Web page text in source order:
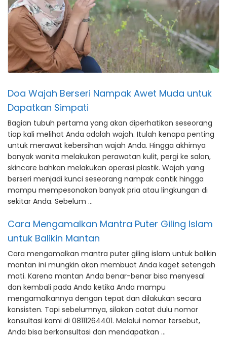
Doa Wajah Berseri Nampak Awet Muda untuk
Dapatkan Simpati
Bagian tubuh pertama yang akan diperhatikan seseorang
tiap kali melihat Anda adalah wajah. Itulah kenapa penting
untuk merawat kebersihan wajah Anda. Hingga akhirnya
banyak wanita melakukan perawatan kulit, pergi ke salon,
skincare bahkan melakukan operasi plastik. Wajah yang
berseri menjadi kunci seseorang nampak cantik hingga
mampu mempesonakan banyak pria atau lingkungan di
sekitar Anda. Sebelum …
Cara Mengamalkan Mantra Puter Giling Islam
untuk Balikin Mantan
Cara mengamalkan mantra puter giling islam untuk balikin
mantan ini mungkin akan membuat Anda kaget setengah
mati. Karena mantan Anda benar-benar bisa menyesal
dan kembali pada Anda ketika Anda mampu
mengamalkannya dengan tepat dan dilakukan secara
konsisten. Tapi sebelumnya, silakan catat dulu nomor
konsultasi kami di 08111264401. Melalui nomor tersebut,
Anda bisa berkonsultasi dan mendapatkan …